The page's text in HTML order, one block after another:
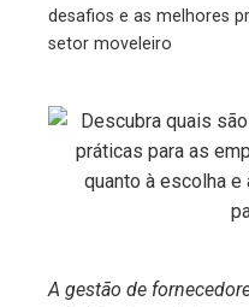
desafios e as melhores
setor moveleiro
A gestão de